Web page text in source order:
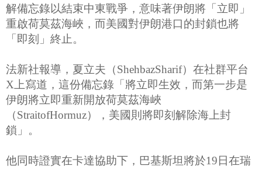
解備忘錄以結束中東戰爭，意味著伊朗將「立即」
重啟荷莫茲海峽，而美國對伊朗港口的封鎖也將
「即刻」終止。
法新社報導，夏立夫（ShehbazSharif）在社群平台
X上寫道，這份備忘錄「將立即生效，而第一步是
伊朗將立即重新開放荷莫茲海峽
（StraitofHormuz），美國則將即刻解除海上封
鎖」。
他同時證實在卡達協助下，巴基斯坦將於19日在瑞